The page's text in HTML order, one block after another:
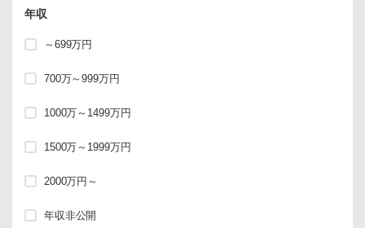
年収
～699万円
700万～999万円
1000万～1499万円
1500万～1999万円
2000万円～
年収非公開